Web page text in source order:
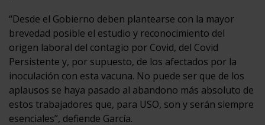
“Desde el Gobierno deben plantearse con la mayor
brevedad posible el estudio y reconocimiento del
origen laboral del contagio por Covid, del Covid
Persistente y, por supuesto, de los afectados por la
inoculación con esta vacuna. No puede ser que de los
aplausos se haya pasado al abandono más absoluto de
estos trabajadores que, para USO, son y serán siempre
esenciales”, defiende García.